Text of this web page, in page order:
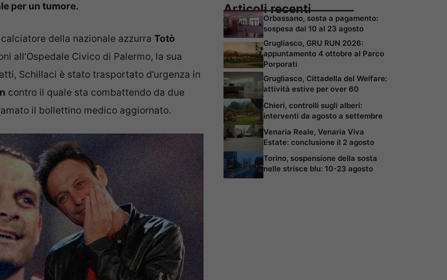
per un tumore.
della nazionale azzurra Totò
all’Ospedale Civico di Palermo, la sua
Schillaci è stato trasportato d’urgenza in
contro il quale sta combattendo da due
il bollettino medico aggiornato.
Articoli recenti
Orbassano, sosta a pagamento:
sospesa dal 10 al 23 agosto
Grugliasco, GRU RUN 2026:
appuntamento 4 ottobre al Parco
Porporati
Grugliasco, Cittadella del Welfare:
attività estive per over 60
Chieri, controlli sugli alberi:
interventi da agosto a settembre
Venaria Reale, Venaria Viva
Estate: conclusione il 2 agosto
Torino, sospensione della sosta
nelle strisce blu: 10-23 agosto